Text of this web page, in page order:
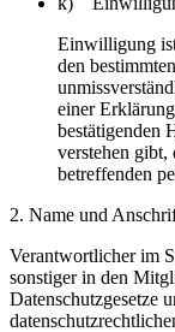
Einwilligung
den
einer
bestätigenden
verstehen gibt,
betreffenden
2. Name und
Verantwortlicher im
sonstiger in den
Datenschutzgesetze